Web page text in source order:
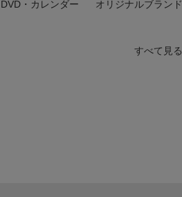
・カレンダー オリジナルブランド
すべて見る